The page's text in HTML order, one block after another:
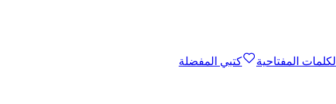
الكلمات المفتاحية
كتبي المفضلة